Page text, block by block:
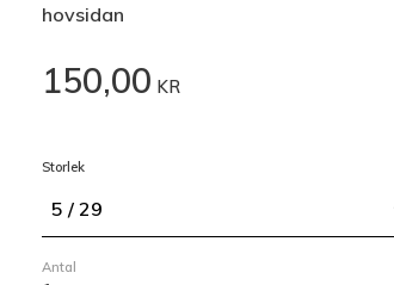
hovsidan
150,00 KR
Storlek
5 / 29
Antal